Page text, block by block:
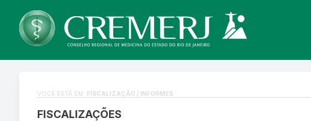
VOCÊ ESTÁ EM: FISCALIZAÇÃO / INFORMES
FISCALIZAÇÕES